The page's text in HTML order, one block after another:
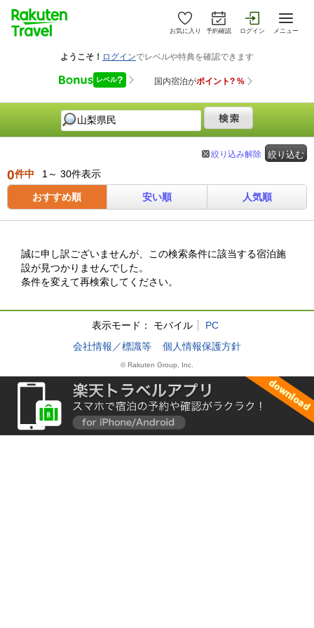
お気に入り 予約確認 ログイン メニュー
絞り込む
絞り込み解除
0件中 1～ 30件表示
おすすめ順 安い順 人気順
誠に申し訳ございませんが、この検索条件に該当する宿泊施
設が見つかりませんでした。
条件を変えて再検索してください。
表示モード： モバイル
PC
会社情報／標識等
個人情報保護方針
© Rakuten Group, Inc.